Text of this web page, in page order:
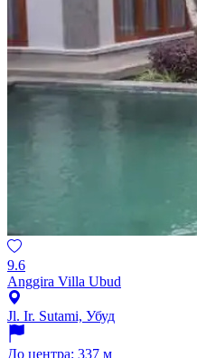
9.6
Anggira Villa Ubud
Jl. Ir. Sutami, Убуд
До центра: 337 м